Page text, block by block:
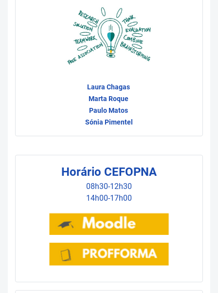
Horário CEFOPNA
08h30-12h30
14h00-17h00
Laura Chagas
Marta Roque
Paulo Matos
Sónia Pimentel